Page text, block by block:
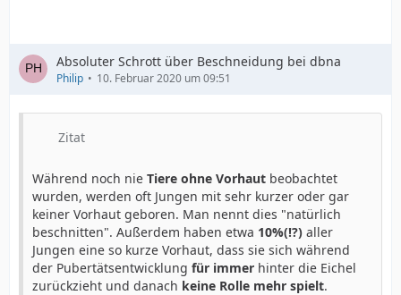
Absoluter Schrott über Beschneidung bei dbna
Philip 10. Februar 2020 um 09:51
Zitat
Während noch nie Tiere ohne Vorhaut beobachtet
wurden, werden oft Jungen mit sehr kurzer oder gar
keiner Vorhaut geboren. Man nennt dies "natürlich
beschnitten". Außerdem haben etwa 10%(!?) aller
Jungen eine so kurze Vorhaut, dass sie sich während
der Pubertätsentwicklung für immer hinter die Eichel
zurückzieht und danach keine Rolle mehr spielt.